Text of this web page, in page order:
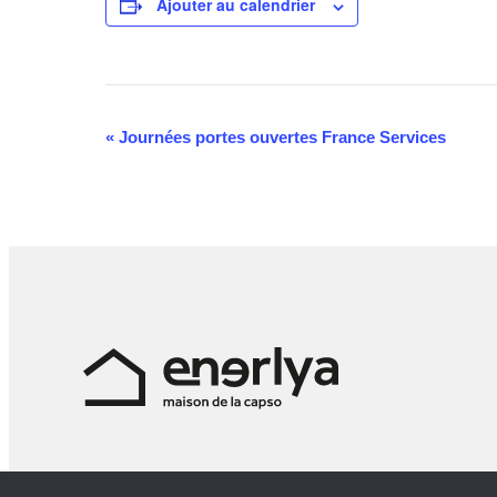
Ajouter au calendrier
Navigation
« Journées portes ouvertes France Services